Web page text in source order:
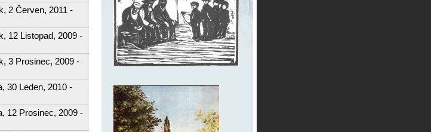
2 Červen, 2011 -
12 Listopad, 2009 -
3 Prosinec, 2009 -
30 Leden, 2010 -
12 Prosinec, 2009 -